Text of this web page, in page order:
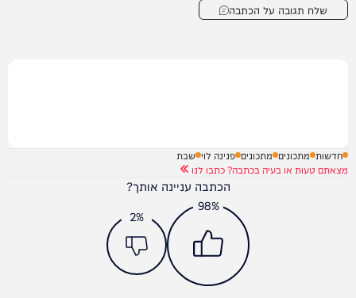
שלח תגובה על הכתבה
חדשות מתכונים מתכונים פנינה לוי שבת
מצאתם טעות או בעיה בכתבה? כתבו לנו
הכתבה עניינה אותך?
98%
2%